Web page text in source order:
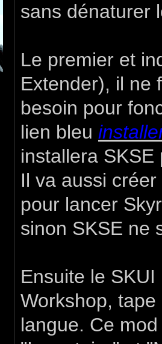
sans dénaturer
Le premier et
Extender), il ne
besoin pour
lien bleu
installera SKSE
Il va aussi
pour lancer
sinon SKSE ne
Ensuite le
Workshop,
langue. Ce